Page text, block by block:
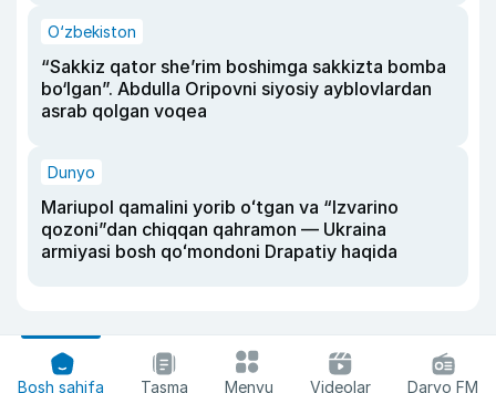
O‘zbekiston
“Sakkiz qator she’rim boshimga sakkizta bomba
bo‘lgan”. Abdulla Oripovni siyosiy ayblovlardan
asrab qolgan voqea
Dunyo
Mariupol qamalini yorib oʻtgan va “Izvarino
qozoni”dan chiqqan qahramon — Ukraina
armiyasi bosh qoʻmondoni Drapatiy haqida
Bosh sahifa Tasma Menyu Videolar Daryo FM